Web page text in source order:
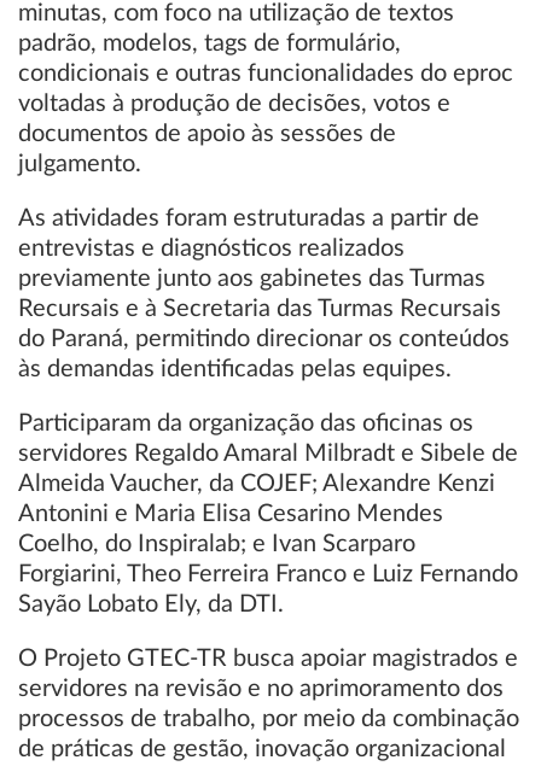
minutas, com foco na utilização de textos
padrão, modelos, tags de formulário,
condicionais e outras funcionalidades do eproc
voltadas à produção de decisões, votos e
documentos de apoio às sessões de
julgamento.
As atividades foram estruturadas a partir de
entrevistas e diagnósticos realizados
previamente junto aos gabinetes das Turmas
Recursais e à Secretaria das Turmas Recursais
do Paraná, permitindo direcionar os conteúdos
às demandas identificadas pelas equipes.
Participaram da organização das oficinas os
servidores Regaldo Amaral Milbradt e Sibele de
Almeida Vaucher, da COJEF; Alexandre Kenzi
Antonini e Maria Elisa Cesarino Mendes
Coelho, do Inspiralab; e Ivan Scarparo
Forgiarini, Theo Ferreira Franco e Luiz Fernando
Sayão Lobato Ely, da DTI.
O Projeto GTEC-TR busca apoiar magistrados e
servidores na revisão e no aprimoramento dos
processos de trabalho, por meio da combinação
de práticas de gestão, inovação organizacional